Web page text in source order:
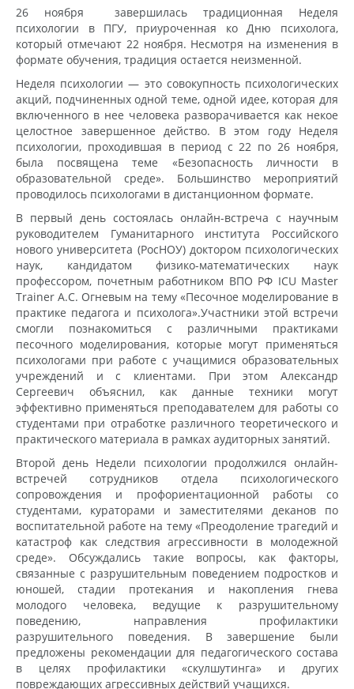
26 ноября завершилась традиционная Неделя
психологии в ПГУ, приуроченная ко Дню психолога,
который отмечают 22 ноября. Несмотря на изменения в
формате обучения, традиция остается неизменной.
Неделя психологии — это совокупность психологических
акций, подчиненных одной теме, одной идее, которая для
включенного в нее человека разворачивается как некое
целостное завершенное действо. В этом году Неделя
психологии, проходившая в период с 22 по 26 ноября,
была посвящена теме «Безопасность личности в
образовательной среде». Большинство мероприятий
проводилось психологами в дистанционном формате.
В первый день состоялась онлайн-встреча с научным
руководителем Гуманитарного института Российского
нового университета (РосНОУ) доктором психологических
наук, кандидатом физико-математических наук
профессором, почетным работником ВПО РФ ICU Master
Trainer А.С. Огневым на тему «Песочное моделирование в
практике педагога и психолога».Участники этой встречи
смогли познакомиться с различными практиками
песочного моделирования, которые могут применяться
психологами при работе с учащимися образовательных
учреждений и с клиентами. При этом Александр
Сергеевич объяснил, как данные техники могут
эффективно применяться преподавателем для работы со
студентами при отработке различного теоретического и
практического материала в рамках аудиторных занятий.
Второй день Недели психологии продолжился онлайн-
встречей сотрудников отдела психологического
сопровождения и профориентационной работы со
студентами, кураторами и заместителями деканов по
воспитательной работе на тему «Преодоление трагедий и
катастроф как следствия агрессивности в молодежной
среде». Обсуждались такие вопросы, как факторы,
связанные с разрушительным поведением подростков и
юношей, стадии протекания и накопления гнева
молодого человека, ведущие к разрушительному
поведению, направления профилактики
разрушительного поведения. В завершение были
предложены рекомендации для педагогического состава
в целях профилактики «скулшутинга» и других
повреждающих агрессивных действий учащихся.